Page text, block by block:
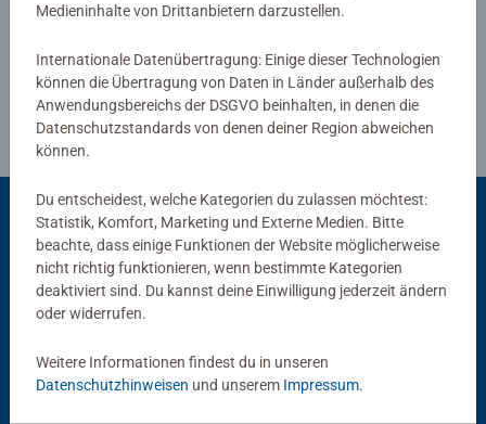
Richtlinien für Bewertungen
Beliebte Auswahl
Andere Kunden mögen auch
Medieninhalte von Drittanbietern darzustellen.
Internationale Datenübertragung: Einige dieser Technologien
können die Übertragung von Daten in Länder außerhalb des
Anwendungsbereichs der DSGVO beinhalten, in denen die
Datenschutzstandards von denen deiner Region abweichen
können.
Du entscheidest, welche Kategorien du zulassen möchtest:
Statistik, Komfort, Marketing und Externe Medien. Bitte
beachte, dass einige Funktionen der Website möglicherweise
nicht richtig funktionieren, wenn bestimmte Kategorien
deaktiviert sind. Du kannst deine Einwilligung jederzeit ändern
oder widerrufen.
Weitere Informationen findest du in unseren
Datenschutzhinweisen und unserem Impressum.